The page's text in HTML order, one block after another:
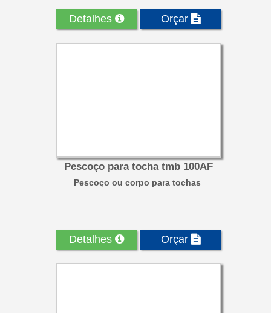
Detalhes Orçar
Pescoço para tocha tmb 100AF
Pescoço ou corpo para tochas
Detalhes Orçar